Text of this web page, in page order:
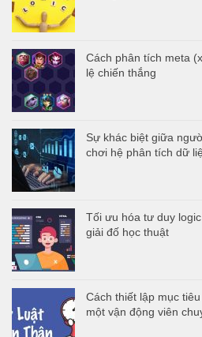
Cách phân tích meta
lệ chiến thắng
Sự khác biệt giữa
chơi hệ phân tích dữ
Tối ưu hóa tư duy
giải đố học thuật
Cách thiết lập mục
một vận động viên